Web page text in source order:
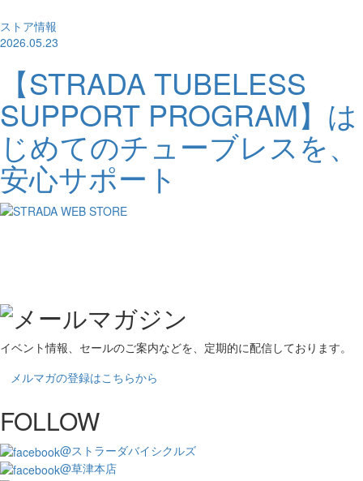
ストア情報
2026.05.23
【STRADA TUBELESS
SUPPORT PROGRAM】は
じめてのチューブレスを、
安心サポート
イベント情報、セールのご案内などを、定期的に配信しております。
メルマガの登録はこちらから
FOLLOW
@ストラーダバイシクルズ
@草津本店